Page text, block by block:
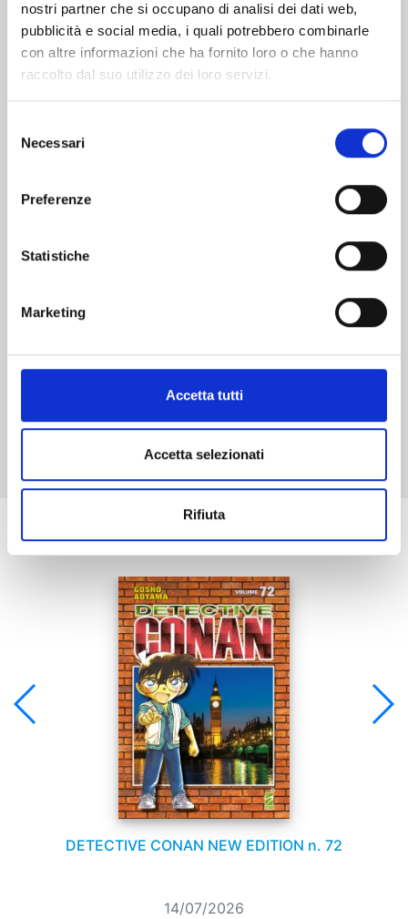
nostri partner che si occupano di analisi dei dati web,
pubblicità e social media, i quali potrebbero combinarle
con altre informazioni che ha fornito loro o che hanno
raccolto dal suo utilizzo dei loro servizi.
delNecessari
Preferenze
Statistiche
Marketing
Accetta tutti
Accetta selezionati
Rifiuta
Mostra tutto
Se ti è piaciuto prova anche:
DETECTIVE CONAN NEW EDITION n. 72
14/07/2026